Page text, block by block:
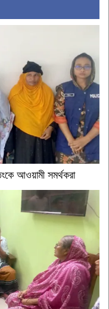
আওয়ামী সমর্থকরা